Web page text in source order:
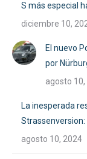
S más especial
diciembre 10,
El nuevo
por
agosto
La inesperada
agosto 10, 2024